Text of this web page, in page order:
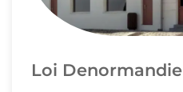
Loi Denormandie